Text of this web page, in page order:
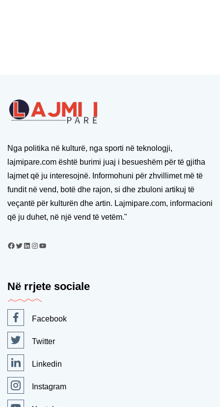
Nga politika në kulturë, nga sporti në teknologji,
lajmipare.com është burimi juaj i besueshëm për të gjitha
lajmet që ju interesojnë. Informohuni për zhvillimet më të
fundit në vend, botë dhe rajon, si dhe zbuloni artikuj të
veçantë për kulturën dhe artin. Lajmipare.com, informacioni
që ju duhet, në një vend të vetëm."
Në rrjete sociale
Facebook
Twitter
Linkedin
Instagram